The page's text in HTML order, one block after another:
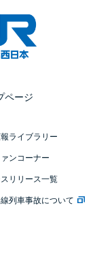
ページ
ライブラリー
ンコーナー
リリース一覧
列車事故について